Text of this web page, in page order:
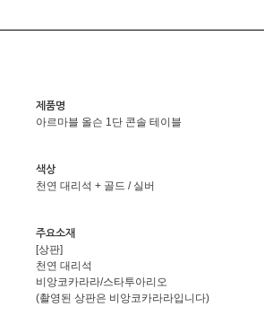
제품명
아르마블 올슨 1단 콘솔 테이블
색상
천연 대리석 + 골드 / 실버
주요소재
[상판]
천연 대리석
비앙코카라라/스타투아리오
(촬영된 상판은 비앙코카라라입니다)